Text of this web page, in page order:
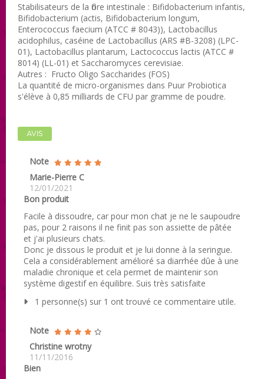
Stabilisateurs de la flore intestinale : Bifidobacterium infantis,
Bifidobacterium (actis, Bifidobacterium longum,
Enterococcus faecium (ATCC # 8043)), Lactobacillus
acidophilus, caséine de Lactobacillus (ARS #B-3208) (LPC-
01), Lactobacillus plantarum, Lactococcus lactis (ATCC #
8014) (LL-01) et Saccharomyces cerevisiae.
Autres : Fructo Oligo Saccharides (FOS)
La quantité de micro-organismes dans Puur Probiotica
s'élève à 0,85 milliards de CFU par gramme de poudre.
AVIS
Note
Marie-Pierre C
12/01/2021
Bon produit
Facile à dissoudre, car pour mon chat je ne le saupoudre
pas, pour 2 raisons il ne finit pas son assiette de pâtée
et j'ai plusieurs chats.
Donc je dissous le produit et je lui donne à la seringue.
Cela a considérablement amélioré sa diarrhée dûe à une
maladie chronique et cela permet de maintenir son
système digestif en équilibre. Suis très satisfaite
1 personne(s) sur 1 ont trouvé ce commentaire utile.
Note
Christine wrotny
11/11/2016
Bien